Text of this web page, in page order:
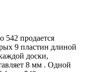
542 продается
9 пластин длиной
доски,
8 мм . Одной